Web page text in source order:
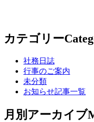
カテゴリー
社務日誌
行事のご案内
未分類
お知らせ記事一覧
月別アーカイブ